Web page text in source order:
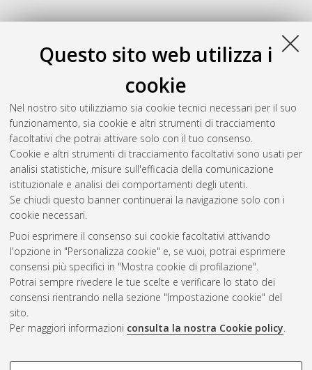
Questo sito web utilizza i
cookie
Nel nostro sito utilizziamo sia cookie tecnici necessari per il suo
funzionamento, sia cookie e altri strumenti di tracciamento
facoltativi che potrai attivare solo con il tuo consenso.
Cookie e altri strumenti di tracciamento facoltativi sono usati per
analisi statistiche, misure sull'efficacia della comunicazione
istituzionale e analisi dei comportamenti degli utenti.
Se chiudi questo banner continuerai la navigazione solo con i
cookie necessari.
Puoi esprimere il consenso sui cookie facoltativi attivando
l'opzione in "Personalizza cookie" e, se vuoi, potrai esprimere
consensi più specifici in "Mostra cookie di profilazione".
Potrai sempre rivedere le tue scelte e verificare lo stato dei
consensi rientrando nella sezione "Impostazione cookie" del
sito.
Per maggiori informazioni consulta la nostra Cookie policy.
COOKIE DI PROFILAZIONE -
Gestione del documento:
Atom
Rss 1.0
Rss 2.0
ISSN: 2038-7946
Impostazioni Cookie